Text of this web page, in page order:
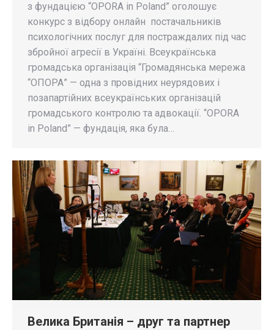
з фундацією “OPORA in Poland” оголошує
конкурс з відбору онлайн постачальників
психологічних послуг для постраждалих під час
збройної агресії в Україні. Всеукраїнська
громадська організація “Громадянська мережа
“ОПОРА” — одна з провідних неурядових і
позапартійних всеукраїнських організацій
громадського контролю та адвокації. “OPORA
in Poland” — фундація, яка була…
Велика Британія – друг та партнер